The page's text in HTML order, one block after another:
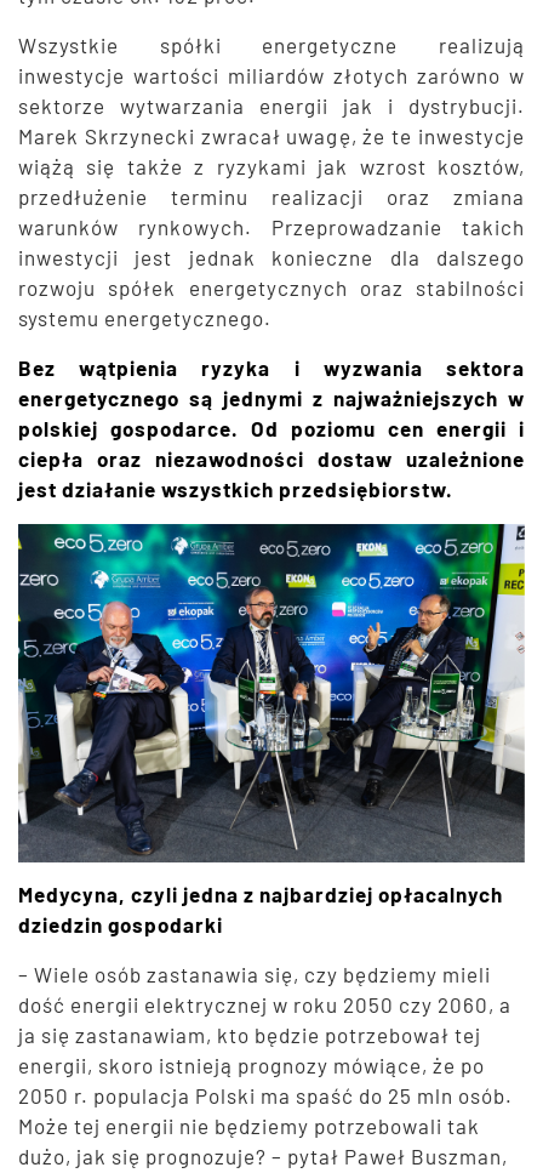
Wszystkie spółki energetyczne realizują
inwestycje wartości miliardów złotych zarówno w
sektorze wytwarzania energii jak i dystrybucji.
Marek Skrzynecki zwracał uwagę, że te inwestycje
wiążą się także z ryzykami jak wzrost kosztów,
przedłużenie terminu realizacji oraz zmiana
warunków rynkowych. Przeprowadzanie takich
inwestycji jest jednak konieczne dla dalszego
rozwoju spółek energetycznych oraz stabilności
systemu energetycznego.
Bez wątpienia ryzyka i wyzwania sektora
energetycznego są jednymi z najważniejszych w
polskiej gospodarce. Od poziomu cen energii i
ciepła oraz niezawodności dostaw uzależnione
jest działanie wszystkich przedsiębiorstw.
Medycyna, czyli jedna z najbardziej opłacalnych
dziedzin gospodarki
– Wiele osób zastanawia się, czy będziemy mieli
dość energii elektrycznej w roku 2050 czy 2060, a
ja się zastanawiam, kto będzie potrzebował tej
energii, skoro istnieją prognozy mówiące, że po
2050 r. populacja Polski ma spaść do 25 mln osób.
Może tej energii nie będziemy potrzebowali tak
dużo, jak się prognozuje? – pytał Paweł Buszman,